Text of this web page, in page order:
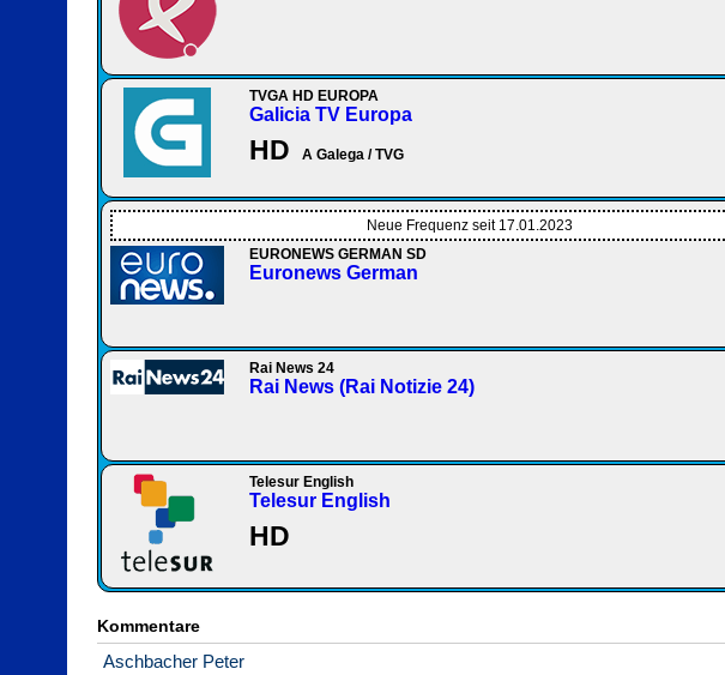
TVGA HD EUROPA
Galicia TV Europa
HD A Galega / TVG
Neue Frequenz seit 17.01.2023
EURONEWS GERMAN SD
Euronews German
Rai News 24
Rai News (Rai Notizie 24)
Telesur English
Telesur English
HD
Kommentare
Aschbacher Peter